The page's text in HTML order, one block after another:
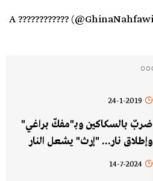
24-1-2019
ضربٌ بالسكاكين وبـ"مفكّ براغي"
وإطلاق نار... "إرث" يشعل النار
بين "مغوار" وعمّه!
14-7-2024